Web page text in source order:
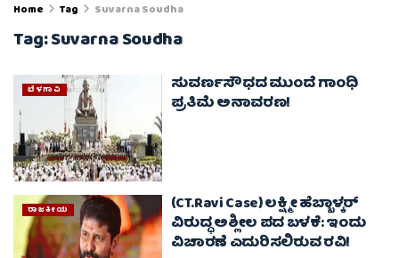
Home Tag Suvarna Soudha
Tag:Suvarna Soudha
ಬೆಳಗಾವಿ ಸುವರ್ಣಸೌಧದ ಮುಂದೆ ಗಾಂಧಿ
ಪ್ರತಿಮೆ ಅನಾವರಣ!
ರಾಜಕೀಯ (CT.Ravi Case) ಲಕ್ಷ್ಮೀ ಹೆಬ್ಬಾಳ್ಕರ್
ವಿರುದ್ಧ ಅಶ್ಲೀಲ ಪದ ಬಳಕೆ: ಇಂದು
ವಿಚಾರಣೆ ಎದುರಿಸಲಿರುವ ರವಿ!